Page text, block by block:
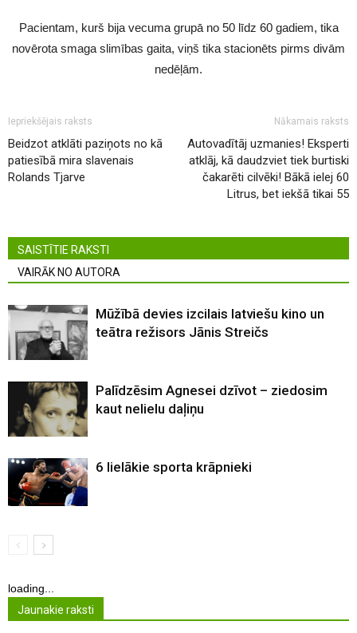
Pacientam, kurš bija vecuma grupā no 50 līdz 60 gadiem, tika
novērota smaga slimības gaita, viņš tika stacionēts pirms divām
nedēļām.
Iepriekšējais raksts
Beidzot atklāti paziņots no kā
patiesībā mira slavenais
Rolands Tjarve
Nākamais raksts
Autovadītāj uzmanies! Eksperti
atklāj, kā daudzviet tiek burtiski
čakarēti cilvēki! Bākā ielej 60
Litrus, bet iekšā tikai 55
SAISTĪTIE RAKSTI
VAIRĀK NO AUTORA
Mūžībā devies izcilais latviešu kino un
teātra režisors Jānis Streičs
Palīdzēsim Agnesei dzīvot – ziedosim
kaut nelielu daļiņu
6 lielākie sporta krāpnieki
loading...
Jaunakie raksti